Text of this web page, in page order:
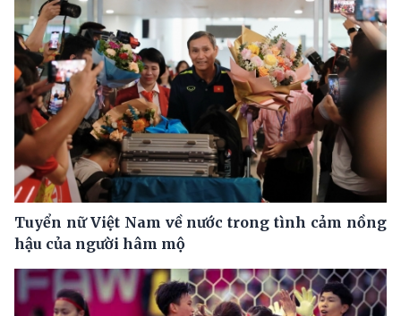
Tuyển nữ Việt Nam về nước trong tình cảm nồng
hậu của người hâm mộ